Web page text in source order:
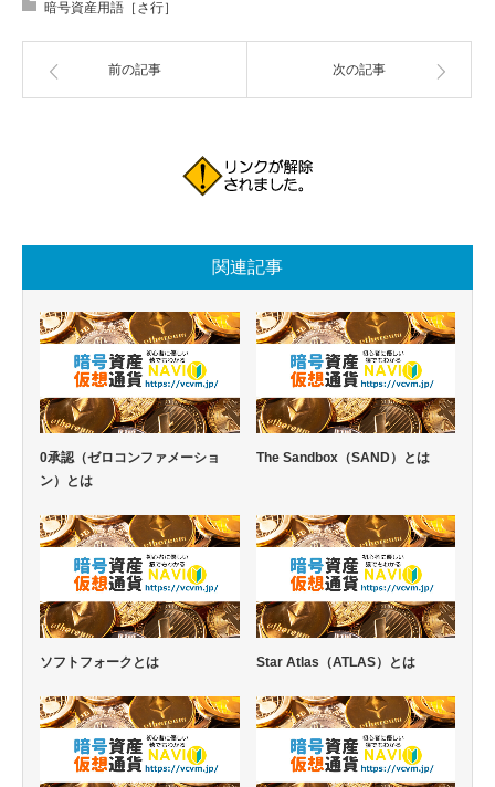
暗号資産用語［さ行］
前の記事 次の記事
関連記事
0承認（ゼロコンファメーショ
ン）とは
The Sandbox（SAND）とは
ソフトフォークとは Star Atlas（ATLAS）とは